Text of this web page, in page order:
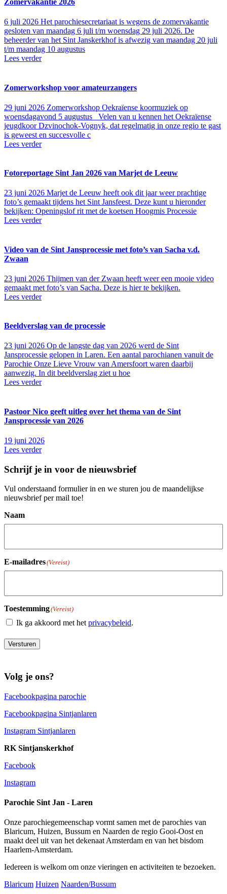
Zomervakantie 2026
6 juli 2026 Het parochiesecretariaat is wegens de zomervakantie
gesloten van maandag 6 juli t/m woensdag 29 juli 2026. De
beheerder van het Sint Janskerkhof is afwezig van maandag 20 juli
t/m maandag 10 augustus
Lees verder
Zomerworkshop voor amateurzangers
29 juni 2026 Zomerworkshop Oekraïense koormuziek op
woensdagavond 5 augustus Velen van u kennen het Oekraïense
jeugdkoor Dzvinochok-Vognyk, dat regelmatig in onze regio te gast
is geweest en succesvolle c
Lees verder
Fotoreportage Sint Jan 2026 van Marjet de Leeuw
23 juni 2026 Marjet de Leeuw heeft ook dit jaar weer prachtige
foto’s gemaakt tijdens het Sint Jansfeest. Deze kunt u hieronder
bekijken: Openingslof rit met de koetsen Hoogmis Processie
Lees verder
Video van de Sint Jansprocessie met foto’s van Sacha v.d.
Zwaan
23 juni 2026 Thijmen van der Zwaan heeft weer een mooie video
gemaakt met foto’s van Sacha. Deze is hier te bekijken.
Lees verder
Beeldverslag van de processie
23 juni 2026 Op de langste dag van 2026 werd de Sint
Jansprocessie gelopen in Laren. Een aantal parochianen vanuit de
Parochie Onze Lieve Vrouw van Amersfoort waren daarbij
aanwezig. In dit beeldverslag ziet u hoe
Lees verder
Pastoor Nico geeft uitleg over het thema van de Sint
Jansprocessie van 2026
19 juni 2026
Lees verder
Schrijf je in voor de nieuwsbrief
Vul onderstaand formulier in en we sturen jou de maandelijkse
nieuwsbrief per mail toe!
Naam
E-mailadres(Vereist)
Toestemming(Vereist)
Ik ga akkoord met het privacybeleid.
Versturen
Volg je ons?
Facebookpagina parochie
Facebookpagina Sintjanlaren
Instagram Sintjanlaren
RK Sintjanskerkhof
Facebook
Instagram
Parochie Sint Jan - Laren
Onze parochiegemeenschap vormt samen met de parochies van
Blaricum, Huizen, Bussum en Naarden de regio Gooi-Oost en
maakt deel uit van het dekenaat Amsterdam en van het bisdom
Haarlem-Amsterdam.
Iedereen is welkom om onze vieringen en activiteiten te bezoeken.
Blaricum Huizen Naarden/Bussum